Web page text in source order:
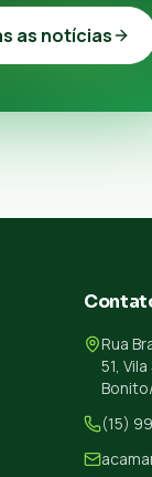
as notícias
Rua
51,
(15)